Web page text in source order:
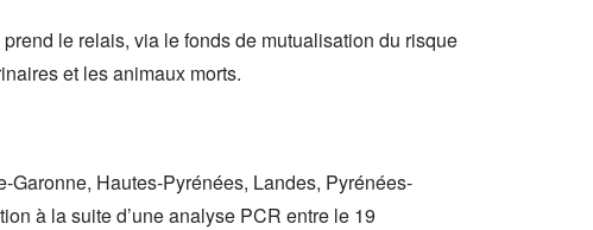
le relais, via le fonds de mutualisation du risque
et les animaux morts.
Hautes-Pyrénées, Landes, Pyrénées-
à la suite d’une analyse PCR entre le 19